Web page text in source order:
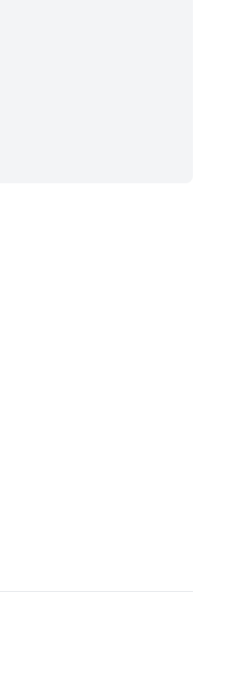
10 \text{ ч} = 60 \text{ км}
ч} = 15 \text{ км/ч}